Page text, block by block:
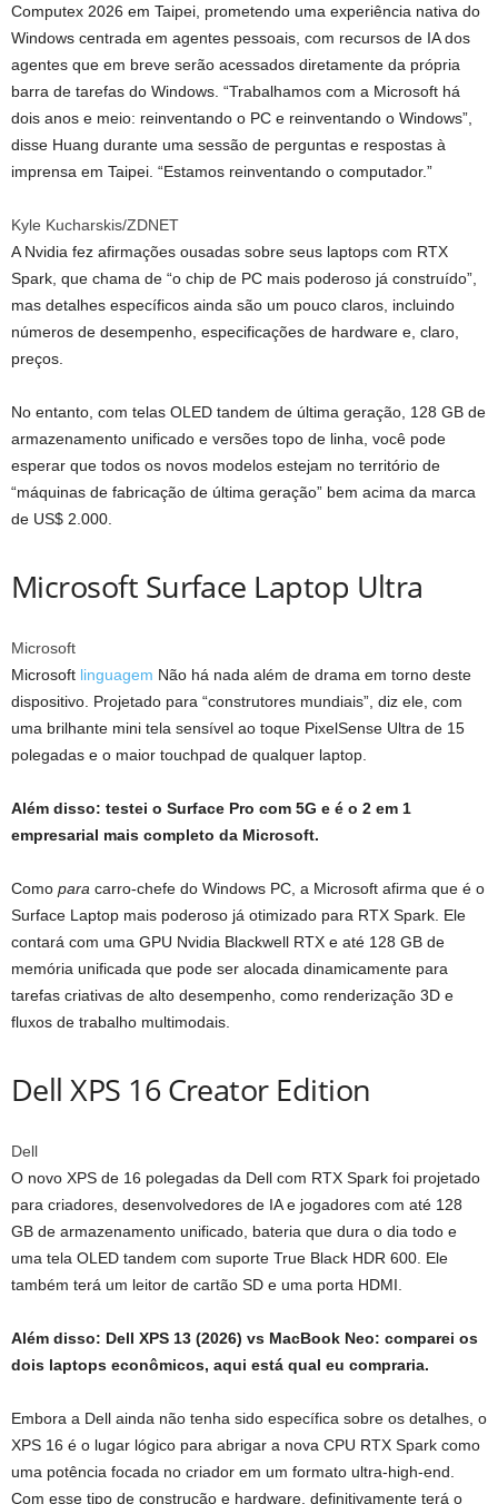
Computex 2026 em Taipei, prometendo uma experiência nativa do
Windows centrada em agentes pessoais, com recursos de IA dos
agentes que em breve serão acessados ​​diretamente da própria
barra de tarefas do Windows. “Trabalhamos com a Microsoft há
dois anos e meio: reinventando o PC e reinventando o Windows”,
disse Huang durante uma sessão de perguntas e respostas à
imprensa em Taipei. “Estamos reinventando o computador.”
Kyle Kucharskis/ZDNET
A Nvidia fez afirmações ousadas sobre seus laptops com RTX
Spark, que chama de “o chip de PC mais poderoso já construído”,
mas detalhes específicos ainda são um pouco claros, incluindo
números de desempenho, especificações de hardware e, claro,
preços.
No entanto, com telas OLED tandem de última geração, 128 GB de
armazenamento unificado e versões topo de linha, você pode
esperar que todos os novos modelos estejam no território de
“máquinas de fabricação de última geração” bem acima da marca
de US$ 2.000.
Microsoft Surface Laptop Ultra
Microsoft
Microsoft linguagem Não há nada além de drama em torno deste
dispositivo. Projetado para “construtores mundiais”, diz ele, com
uma brilhante mini tela sensível ao toque PixelSense Ultra de 15
polegadas e o maior touchpad de qualquer laptop.
Além disso: testei o Surface Pro com 5G e é o 2 em 1
empresarial mais completo da Microsoft.
Como para carro-chefe do Windows PC, a Microsoft afirma que é o
Surface Laptop mais poderoso já otimizado para RTX Spark. Ele
contará com uma GPU Nvidia Blackwell RTX e até 128 GB de
memória unificada que pode ser alocada dinamicamente para
tarefas criativas de alto desempenho, como renderização 3D e
fluxos de trabalho multimodais.
Dell XPS 16 Creator Edition
Dell
O novo XPS de 16 polegadas da Dell com RTX Spark foi projetado
para criadores, desenvolvedores de IA e jogadores com até 128
GB de armazenamento unificado, bateria que dura o dia todo e
uma tela OLED tandem com suporte True Black HDR 600. Ele
também terá um leitor de cartão SD e uma porta HDMI.
Além disso: Dell XPS 13 (2026) vs MacBook Neo: comparei os
dois laptops econômicos, aqui está qual eu compraria.
Embora a Dell ainda não tenha sido específica sobre os detalhes, o
XPS 16 é o lugar lógico para abrigar a nova CPU RTX Spark como
uma potência focada no criador em um formato ultra-high-end.
Com esse tipo de construção e hardware, definitivamente terá o